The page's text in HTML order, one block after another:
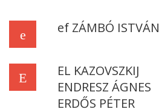
e ef ZÁMBÓ ISTVÁN
E
EL KAZOVSZKIJ
ENDRESZ ÁGNES
ERDŐS PÉTER